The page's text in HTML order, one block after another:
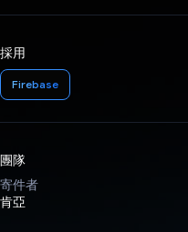
採用
Firebase
團隊
寄件者
肯亞